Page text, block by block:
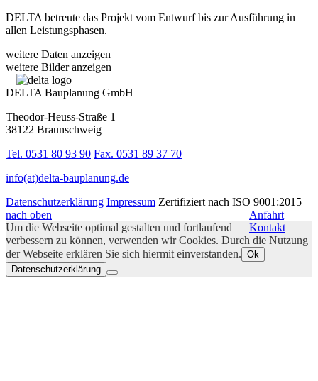
DELTA betreute das Projekt vom Entwurf bis zur Ausführung in
allen Leistungsphasen.
weitere Daten anzeigen
weitere Bilder anzeigen
DELTA Bauplanung GmbH
Theodor-Heuss-Straße 1
38122 Braunschweig
Tel. 0531 80 93 90 Fax. 0531 89 37 70
info(at)delta-bauplanung.de
Datenschutzerklärung Impressum Zertifiziert nach ISO 9001:2015
Anfahrt
Kontakt
nach oben
Um die Webseite optimal gestalten und fortlaufend
verbessern zu können, verwenden wir Cookies. Durch die Nutzung
der Webseite erklären Sie sich hiermit einverstanden. Ok
Datenschutzerklärung